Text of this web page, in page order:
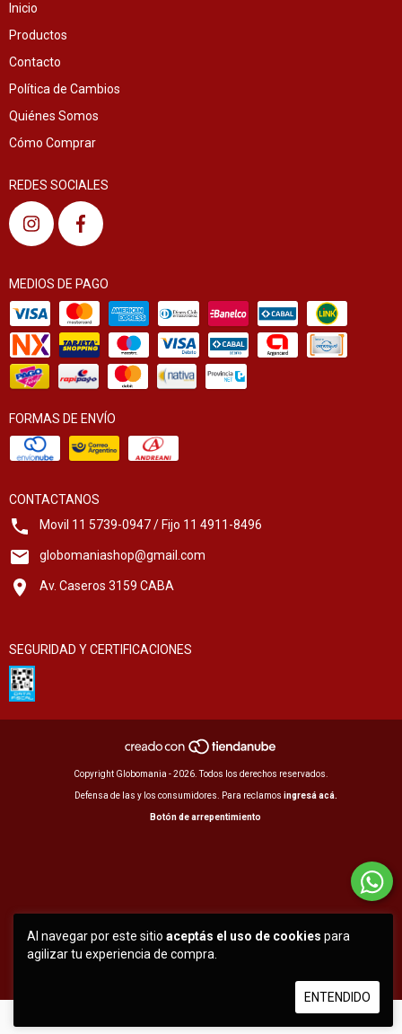
Al navegar por este sitio aceptás el uso de cookies para
agilizar tu experiencia de compra.
ENTENDIDO
Inicio
Productos
Contacto
Política de Cambios
Quiénes Somos
Cómo Comprar
REDES SOCIALES
MEDIOS DE PAGO
FORMAS DE ENVÍO
CONTACTANOS
Movil 11 5739-0947 / Fijo 11 4911-8496
globomaniashop@gmail.com
Av. Caseros 3159 CABA
SEGURIDAD Y CERTIFICACIONES
Copyright Globomania - 2026. Todos los derechos reservados.
Defensa de las y los consumidores. Para reclamos ingresá acá.
Botón de arrepentimiento